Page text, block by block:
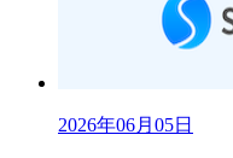
2026年06月05日